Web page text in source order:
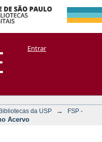
CoriscoEntrar
da USP →
FSP -
Acervo